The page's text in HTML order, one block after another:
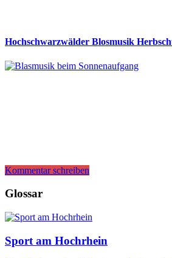
Hochschwarzwälder Blosmusik
Kommentar schreiben
Glossar
Sport am Hochrhein